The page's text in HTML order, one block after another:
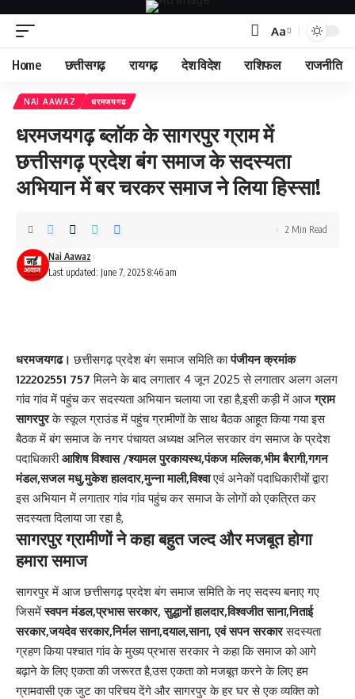
Aa
Home छत्तीसगढ़ रायगढ़ देश विदेश राशिफल राजनीति
NAI AAWAZ धरमजयगढ
धरमजयगढ़ ब्लॉक के सागरपुर ग्राम में
छत्तीसगढ़ प्रदेश बंग समाज के सदस्यता
अभियान में बर चरकर समाज ने लिया हिस्सा!
Last updated: June 7, 2025 8:46 am
Nai Aawaz
2 Min Read
धरमजयगढ।छत्तीसगढ़ प्रदेश बंग समाज समिति कापंजीयन क्रमांक
122202551 757 मिलने के बाद लगातार 4 जून 2025 से लगातार अलग अलग
गांव गांव में पहुंच कर सदस्यता अभियान चलाया जा रहा है,इसी कड़ी में आजग्राम
सागरपुरके स्कूल ग्राउंड में पहुंच ग्रामीणों के साथ बैठक आहूत किया गया इस
बैठक में बंग समाज के नगर पंचायत अध्यक्ष अनिल सरकार वंग समाज के प्रदेश
पदाधिकारीआशिष विश्वास /श्यामल पुरकायस्थ,पंकज मल्लिक,भीम बैरागी,गगन
मंडल,सजल मधु,मुकेश हालदार,मुन्ना माली,विश्वाएवं अनेकों पदाधिकारीयों द्वारा
इस अभियान में लगातार गांव गांव पहुंच कर समाज के लोगों को एकत्रित कर
सदस्यता दिलाया जा रहा है,
सागरपुर ग्रामीणों ने कहा बहुत जल्द और मजबूत होगा
हमारा समाज
सागरपुर में आज छत्तीसगढ़ प्रदेश बंग समाज समिति के नए सदस्य बनाए गए
जिसमेंस्वपन मंडल,प्रभास सरकार, सुद्धानों हालदार,विश्वजीत साना,निताई
सरकार,जयदेव सरकार,निर्मल साना,दयाल,साना, एवं सपन सरकारसदस्यता
ग्रहण किया पश्चात गांव के मुख्य प्रभास सरकार ने कहा कि समाज को आगे
बढ़ाने के लिए एकता की जरूरत है,उस एकता को मजबूत करने के लिए हम
ग्रामवासी एक जुट का परिचय देंगे और सागरपुर के हर घर से एक व्यक्ति को